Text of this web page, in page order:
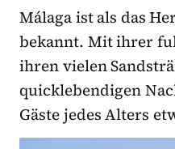
Málaga ist als das
bekannt. Mit ihrer
ihren vielen
quicklebendigen
Gäste jedes Alters